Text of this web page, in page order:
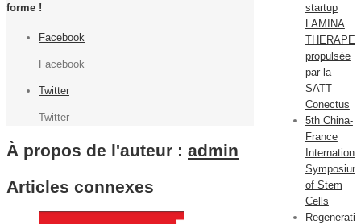
forme !
Facebook
Facebook
Twitter
Twitter
À propos de l'auteur : admin
Articles connexes
startup
LAMINA
propulsée
par la
SATT
Conectus
5th China-
France
Symposium
of Stem
Cells